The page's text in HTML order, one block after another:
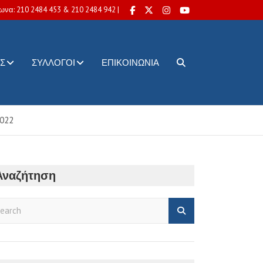
210 2484 453 & 210 2484 942 |
ΣΎΛΛΟΓΟΙ ΕΠΙΚΟΙΝΩΝΊΑ